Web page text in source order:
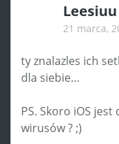
Leesiuu
21 marca,
ty znalazles ich
dla siebie…
PS. Skoro iOS
wirusów ? ;)